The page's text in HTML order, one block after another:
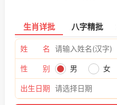
生肖详批 八字精批
姓 名
性 别 男 女
出生日期